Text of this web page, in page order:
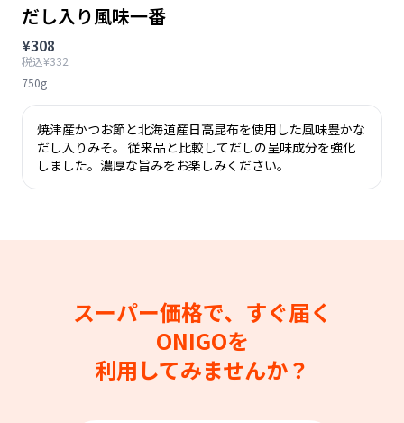
だし入り風味一番
¥308
税込¥332
750g
焼津産かつお節と北海道産日高昆布を使用した風味豊かな
だし入りみそ。 従来品と比較してだしの呈味成分を強化
しました。濃厚な旨みをお楽しみください。
スーパー価格で、すぐ届く
ONIGOを
利用してみませんか？